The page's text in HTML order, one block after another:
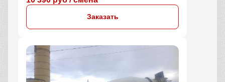
Заказать